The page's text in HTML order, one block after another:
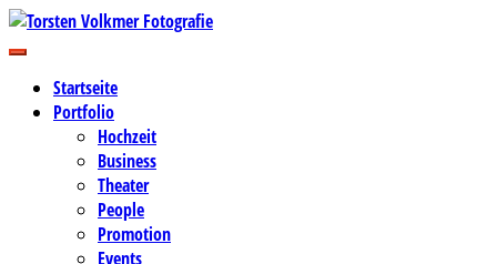
Zum
Inhalt
Torsten Volkmer Fotografie
Business-, Portrait- und Hochzeitsfotografie
Startseite
Portfolio
Hochzeit
Business
Theater
People
Promotion
Events